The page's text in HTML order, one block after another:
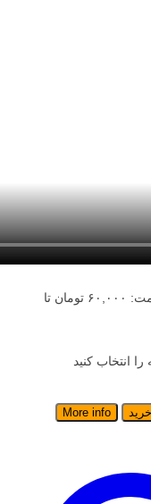
محدوده قیمت: ۶۰,۰۰۰ تومان تا
انتخاب کنید
More info